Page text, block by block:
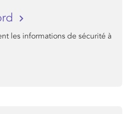
les informations de sécurité à